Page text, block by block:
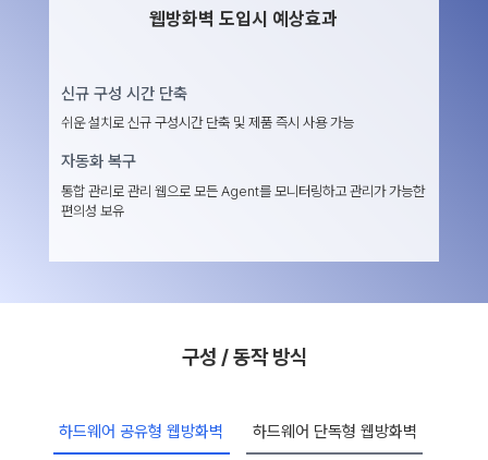
웹방화벽 도입시 예상효과
신규 구성 시간 단축
쉬운 설치로 신규 구성시간 단축 및 제품 즉시 사용 가능
자동화 복구
통합 관리로 관리 웹으로 모든 Agent를 모니터링하고 관리가 가능한
편의성 보유
구성 / 동작 방식
하드웨어 공유형 웹방화벽 하드웨어 단독형 웹방화벽